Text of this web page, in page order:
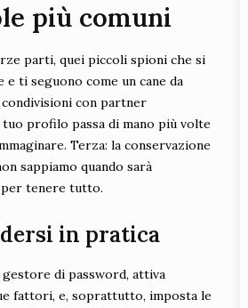
più comuni
parti, quei piccoli spioni che si
ti seguono come un cane da
condivisioni con partner
profilo passa di mano più volte
Terza: la conservazione
sappiamo quando sarà
per tenere tutto.
in pratica
di password, attiva
fattori, e, soprattutto, imposta le